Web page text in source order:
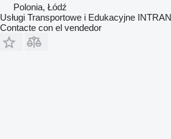
Polonia, Łódź
Usługi Transportowe i Edukacyjne
Contacte con el vendedor